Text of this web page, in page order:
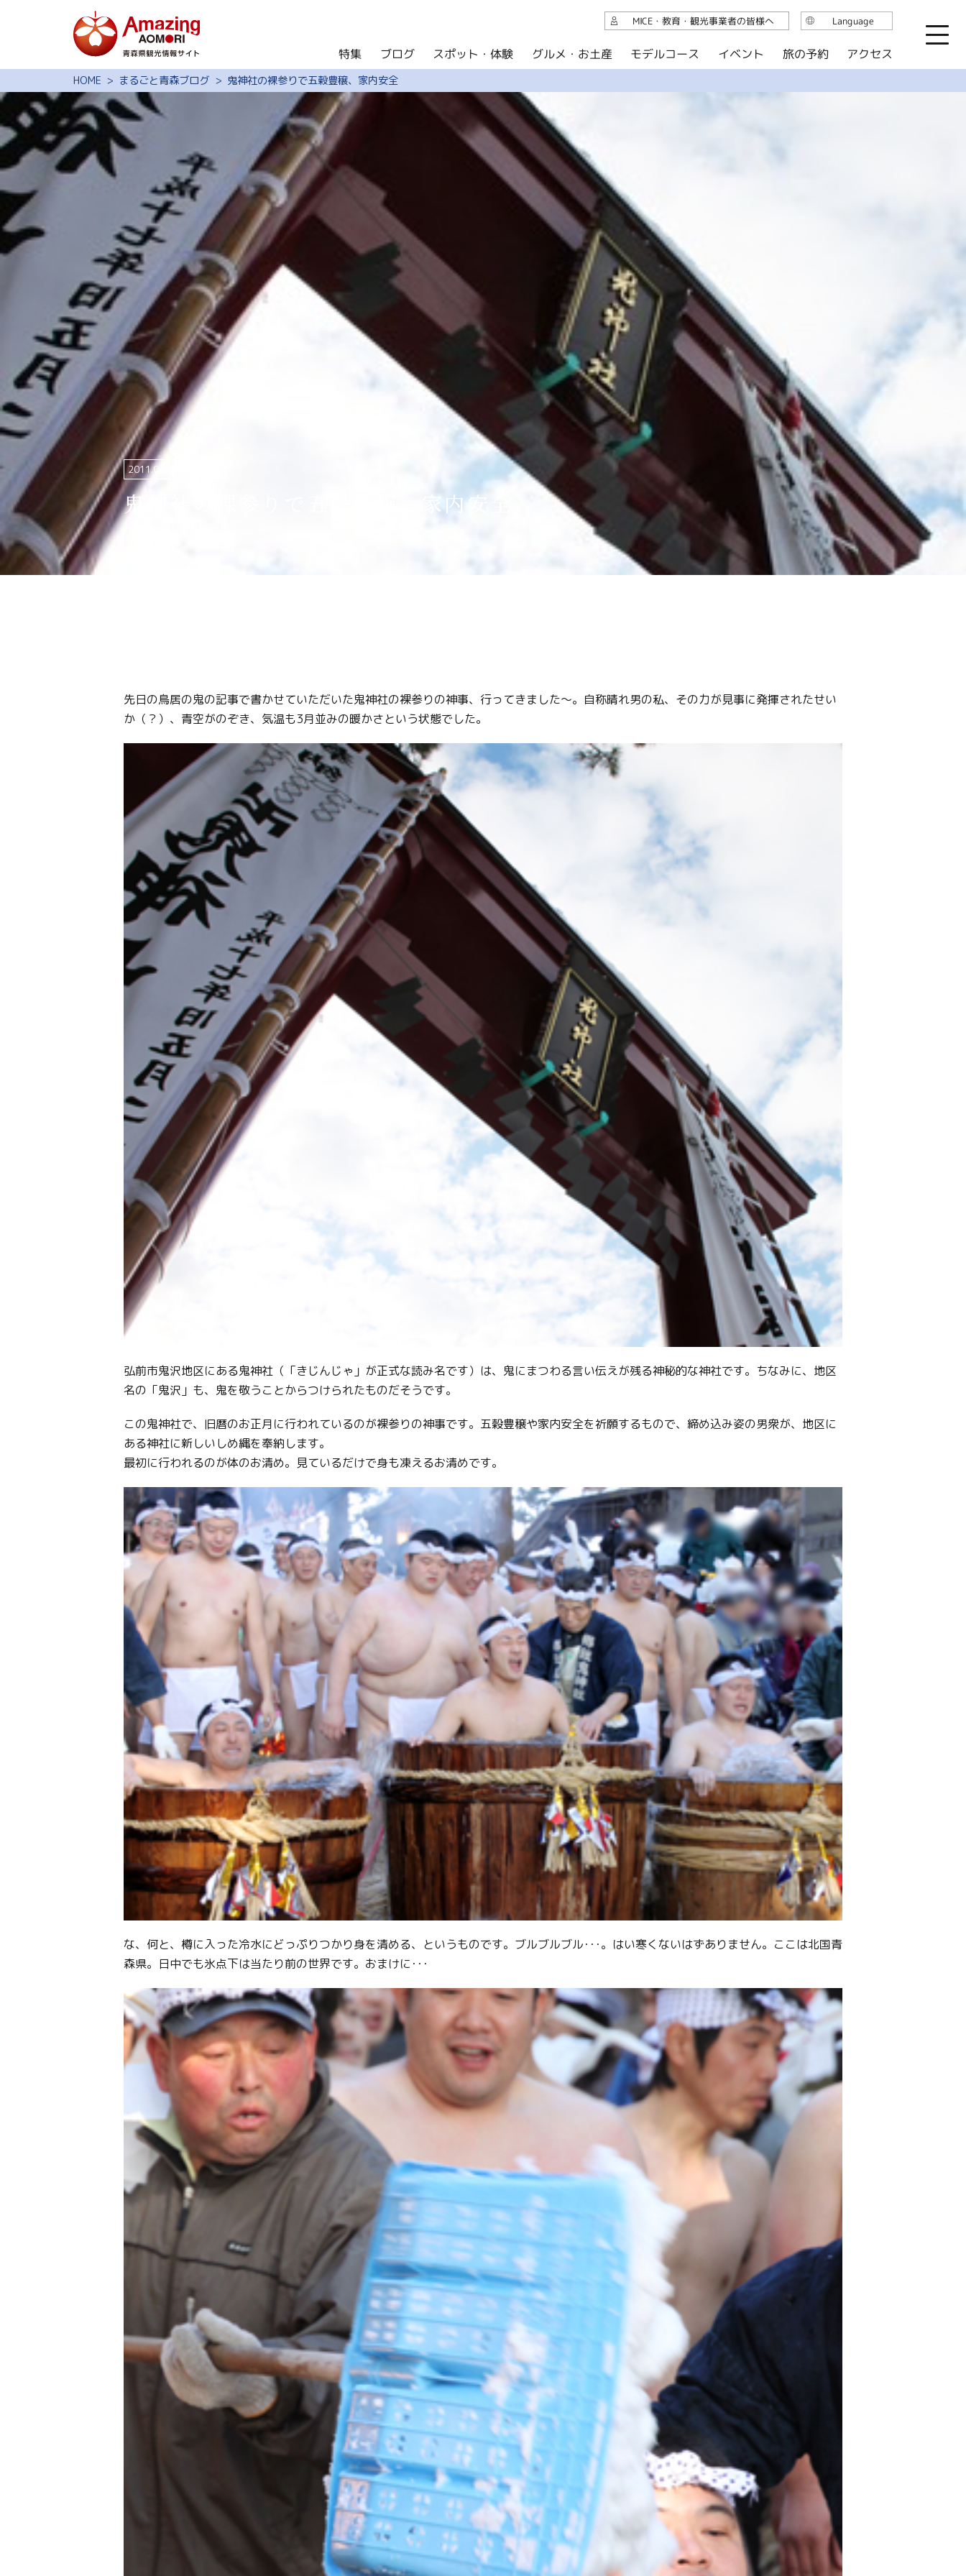
特集
ブログ
スポット・体験
グルメ・お土産
イベント
アクセス
観光ガイド
このサイトについて
サイト内検索
行きたいリスト
動画ライブラリー
パンフレットダウンロード
よくある質問
運営組織について
関連リンク集
Language
English
简体中文
MICE・教育・観光事業者の皆様へ
HOME まるごと青森ブログ 鬼神社の裸参りで五穀豊穣、家内安全
鬼神社の裸参りで五穀豊穣、家内安全
2011.02.04
先日の鳥居の鬼の記事で書かせていただいた鬼神社の裸参りの神事、行ってきました～。自称晴れ男の私、その力が見事に発揮されたせい
か（？）、青空がのぞき、気温も3月並みの暖かさという状態でした。
弘前市鬼沢地区にある鬼神社（「きじんじゃ」が正式な読み名です）は、鬼にまつわる言い伝えが残る神秘的な神社です。ちなみに、地区
名の「鬼沢」も、鬼を敬うことからつけられたものだそうです。
この鬼神社で、旧暦のお正月に行われているのが裸参りの神事です。五穀豊穣や家内安全を祈願するもので、締め込み姿の男衆が、地区に
ある神社に新しいしめ縄を奉納します。
最初に行われるのが体のお清め。見ているだけで身も凍えるお清めです。
な、何と、樽に入った冷水にどっぷりつかり身を清める、というものです。ブルブルブル･･･。はい寒くないはずありません。ここは北国青
森県。日中でも氷点下は当たり前の世界です。おまけに･･･
Twitter
Line
Copy URL
特集 ブログ スポット・体験 グルメ・お土産 モデルコース イベント 旅の予約 アクセス
MICE・教育・観光事業者の皆様へ Language
English
简体中文